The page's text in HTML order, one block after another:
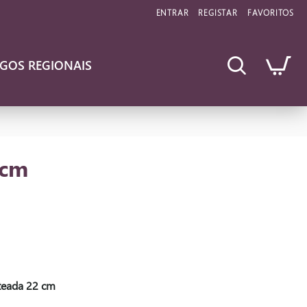
ENTRAR REGISTAR FAVORITOS
REGIONAIS
22 cm